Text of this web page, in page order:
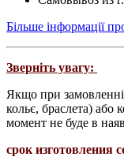
Більше інформації
Зверніть увагу:
Якщо при замовленні
кольє, браслета) або
момент не буде в
срок изготовления